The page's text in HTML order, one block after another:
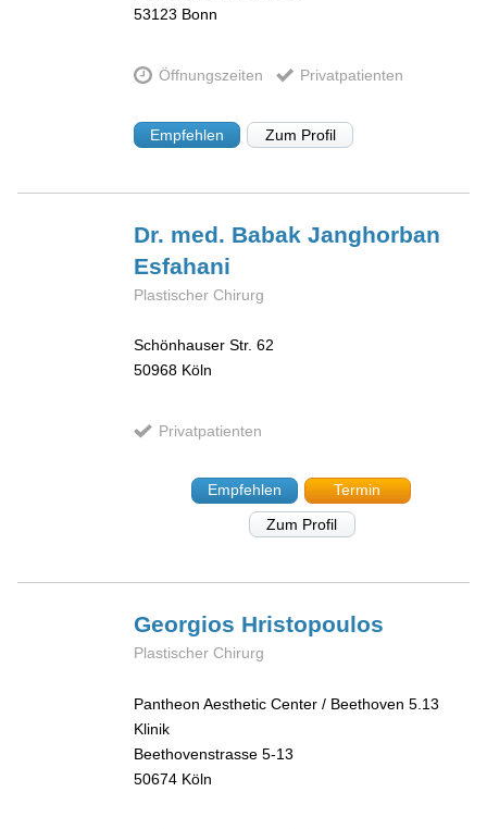
53123 Bonn
Öffnungszeiten Privatpatienten
Empfehlen Zum Profil
Dr. med. BabakJanghorban
Esfahani
Plastischer Chirurg
Schönhauser Str. 62
50968 Köln
Privatpatienten
Empfehlen
Termin
Zum Profil
Georgios Hristopoulos
Plastischer Chirurg
Pantheon Aesthetic Center / Beethoven 5.13
Klinik
Beethovenstrasse 5-13
50674 Köln